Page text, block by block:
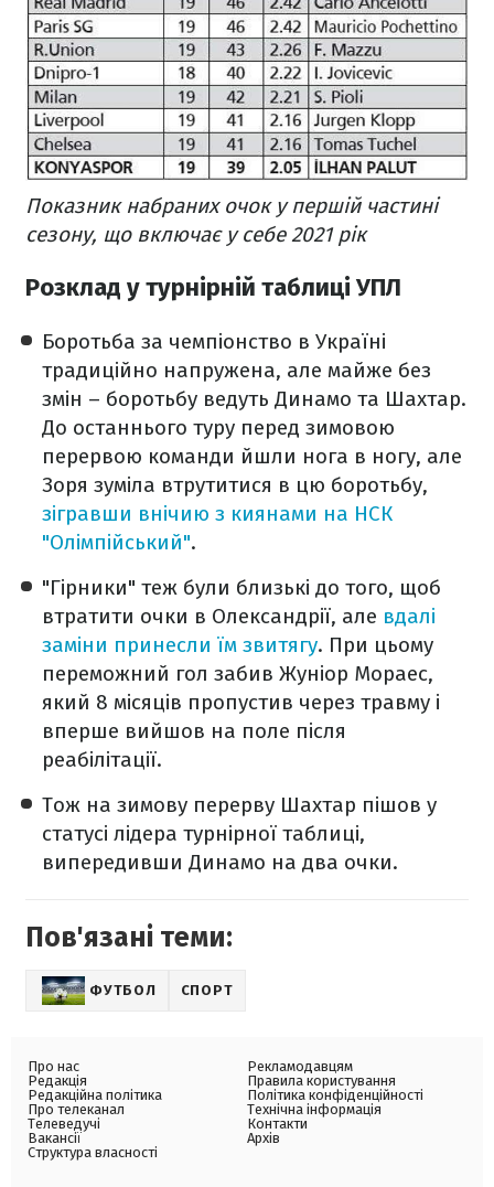
Показник набраних очок у першій частині
сезону, що включає у себе 2021 рік
Розклад у турнірній таблиці УПЛ
Боротьба за чемпіонство в Україні
традиційно напружена, але майже без
змін – боротьбу ведуть Динамо та Шахтар.
До останнього туру перед зимовою
перервою команди йшли нога в ногу, але
Зоря зуміла втрутитися в цю боротьбу,
зігравши внічию з киянами на НСК
"Олімпійський".
"Гірники" теж були близькі до того, щоб
втратити очки в Олександрії, але вдалі
заміни принесли їм звитягу. При цьому
переможний гол забив Жуніор Мораес,
який 8 місяців пропустив через травму і
вперше вийшов на поле після
реабілітації.
Тож на зимову перерву Шахтар пішов у
статусі лідера турнірної таблиці,
випередивши Динамо на два очки.
Пов'язані теми:
ФУТБОЛ СПОРТ
Про нас
Редакція
Редакційна політика
Про телеканал
Телеведучі
Вакансії
Структура власності
Рекламодавцям
Правила користування
Політика конфіденційності
Технічна інформація
Контакти
Архів